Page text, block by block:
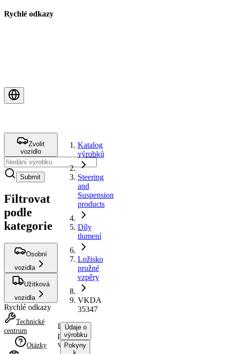
Rychlé odkazy
Zvolit
vozidlo
Submit
Filtrovat
podle
kategorie
Osobní
vozidla
Užitková
vozidla
Rychlé odkazy
Technické
centrum
Otázky
Katalog
výrobků
Steering
and
Suspension
products
Díly
tlumení
Ložisko
pružné
vzpěry
VKDA
35347
Ložisko
pružné
vzpěry
Údaje o
výrobku
Pokyny